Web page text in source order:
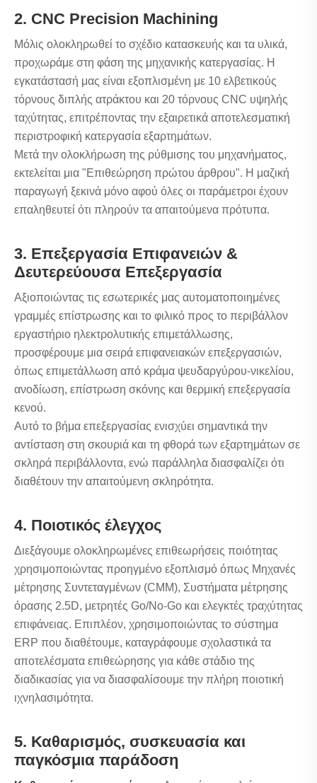
2. CNC Precision Machining
Μόλις ολοκληρωθεί το σχέδιο κατασκευής και τα υλικά,
προχωράμε στη φάση της μηχανικής κατεργασίας. Η
εγκατάστασή μας είναι εξοπλισμένη με 10 ελβετικούς
τόρνους διπλής ατράκτου και 20 τόρνους CNC υψηλής
ταχύτητας, επιτρέποντας την εξαιρετικά αποτελεσματική
περιστροφική κατεργασία εξαρτημάτων.
Μετά την ολοκλήρωση της ρύθμισης του μηχανήματος,
εκτελείται μια "Επιθεώρηση πρώτου άρθρου". Η μαζική
παραγωγή ξεκινά μόνο αφού όλες οι παράμετροι έχουν
επαληθευτεί ότι πληρούν τα απαιτούμενα πρότυπα.
3. Επεξεργασία Επιφανειών &
Δευτερεύουσα Επεξεργασία
Αξιοποιώντας τις εσωτερικές μας αυτοματοποιημένες
γραμμές επίστρωσης και το φιλικό προς το περιβάλλον
εργαστήριο ηλεκτρολυτικής επιμετάλλωσης,
προσφέρουμε μια σειρά επιφανειακών επεξεργασιών,
όπως επιμετάλλωση από κράμα ψευδαργύρου-νικελίου,
ανοδίωση, επίστρωση σκόνης και θερμική επεξεργασία
κενού.
Αυτό το βήμα επεξεργασίας ενισχύει σημαντικά την
αντίσταση στη σκουριά και τη φθορά των εξαρτημάτων σε
σκληρά περιβάλλοντα, ενώ παράλληλα διασφαλίζει ότι
διαθέτουν την απαιτούμενη σκληρότητα.
4. Ποιοτικός έλεγχος
Διεξάγουμε ολοκληρωμένες επιθεωρήσεις ποιότητας
χρησιμοποιώντας προηγμένο εξοπλισμό όπως Μηχανές
μέτρησης Συντεταγμένων (CMM), Συστήματα μέτρησης
όρασης 2.5D, μετρητές Go/No-Go και ελεγκτές τραχύτητας
επιφάνειας. Επιπλέον, χρησιμοποιώντας το σύστημα
ERP που διαθέτουμε, καταγράφουμε σχολαστικά τα
αποτελέσματα επιθεώρησης για κάθε στάδιο της
διαδικασίας για να διασφαλίσουμε την πλήρη ποιοτική
ιχνηλασιμότητα.
5. Καθαρισμός, συσκευασία και
παγκόσμια παράδοση